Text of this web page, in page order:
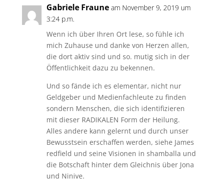
Gabriele Fraune am November 9, 2019 um
3:24 p.m.
Wenn ich über Ihren Ort lese, so fühle ich
mich Zuhause und danke von Herzen allen,
die dort aktiv sind und so. mutig sich in der
Öffentlichkeit dazu zu bekennen.
Und so fände ich es elementar, nicht nur
Geldgeber und Medienfachleute zu finden
sondern Menschen, die sich identifizieren
mit dieser RADIKALEN Form der Heilung.
Alles andere kann gelernt und durch unser
Bewusstsein erschaffen werden, siehe James
redfield und seine Visionen in shamballa und
die Botschaft hinter dem Gleichnis über Jona
und Ninive.